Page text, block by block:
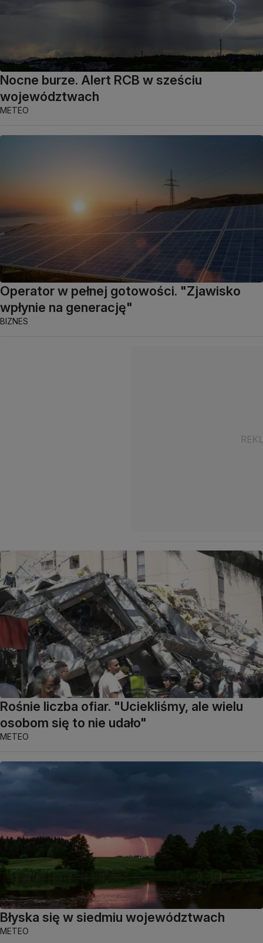
Nocne burze. Alert RCB w sześciu
województwach
METEO
Operator w pełnej gotowości. "Zjawisko
wpłynie na generację"
BIZNES
Rośnie liczba ofiar. "Uciekliśmy, ale wielu
osobom się to nie udało"
METEO
Błyska się w siedmiu województwach
METEO